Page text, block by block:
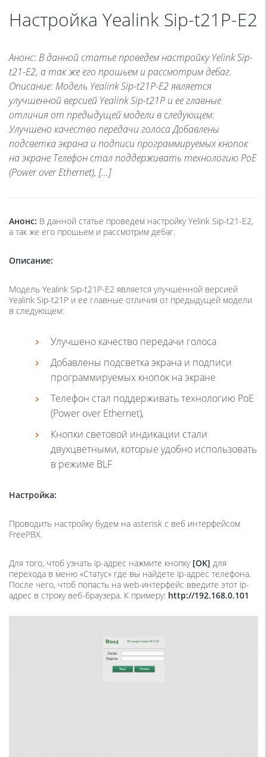
Настройка Yealink Sip-t21P-E2
Анонс: В данной статье проведем настройку Yelink Sip-
t21-E2, а так же его прошьем и рассмотрим дебаг.
Описание: Модель Yealink Sip-t21P-E2 является
улучшенной версией Yealink Sip-t21P и ее главные
отличия от предыдущей модели в следующем:
Улучшено качество передачи голоса Добавлены
подсветка экрана и подписи программируемых кнопок
на экране Телефон стал поддерживать технологию PoE
(Power over Ethernet), […]
Анонс: В данной статье проведем настройку Yelink Sip-t21-E2,
а так же его прошьем и рассмотрим дебаг.
Описание:
Модель Yealink Sip-t21P-E2 является улучшенной версией
Yealink Sip-t21P и ее главные отличия от предыдущей модели
в следующем:
Улучшено качество передачи голоса
Добавлены подсветка экрана и подписи
программируемых кнопок на экране
Телефон стал поддерживать технологию PoE
(Power over Ethernet),
Кнопки световой индикации стали
двухцветными, которые удобно использовать
в режиме BLF
Настройка:
Проводить настройку будем на asterisk с веб интерфейсом
FreePBX.
Для того, чтоб узнать ip-адрес нажмите кнопку [OK] для
перехода в меню «Статус» где вы найдете ip-адрес телефона.
После чего, чтоб попасть на web-интерфейс введите этот ip-
адрес в строку веб-браузера. К примеру: http://192.168.0.101